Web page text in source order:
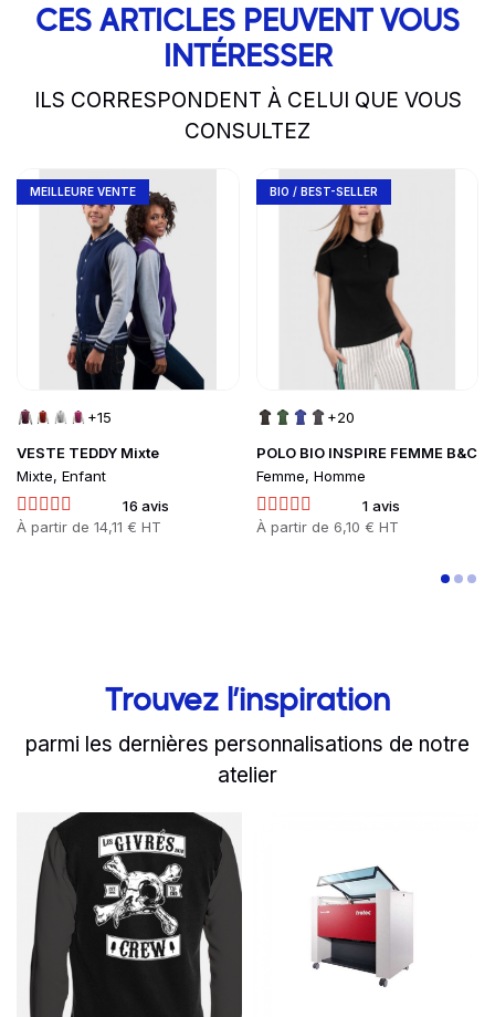
CES ARTICLES PEUVENT VOUS
INTÉRESSER
ILS CORRESPONDENT À CELUI QUE VOUS
CONSULTEZ
slide1 to 2of 5
VESTE TEDDY Mixte
Mixte, Enfant
16 avis
Prix
À partir de 14,11 € HT
MEILLEURE VENTE
+15
Go to product page
POLO BIO INSPIRE FEMME B&C
Femme, Homme
1 avis
Prix
À partir de 6,10 € HT
BIO / BEST-SELLER
+20
Go to product page
Trouvez l’inspiration
parmi les dernières personnalisations de notre
atelier
slide1 to 2
Le Festival des Givrés
Read more